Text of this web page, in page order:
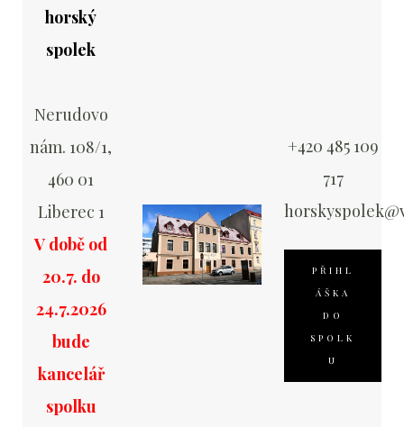
horský
spolek
Nerudovo
nám. 108/1,
460 01
Liberec 1
V době od
20.7. do
24.7.2026
bude
kancelář
spolku
+420 485 109
717
PŘIHL
ÁŠKA
DO
SPOLK
U